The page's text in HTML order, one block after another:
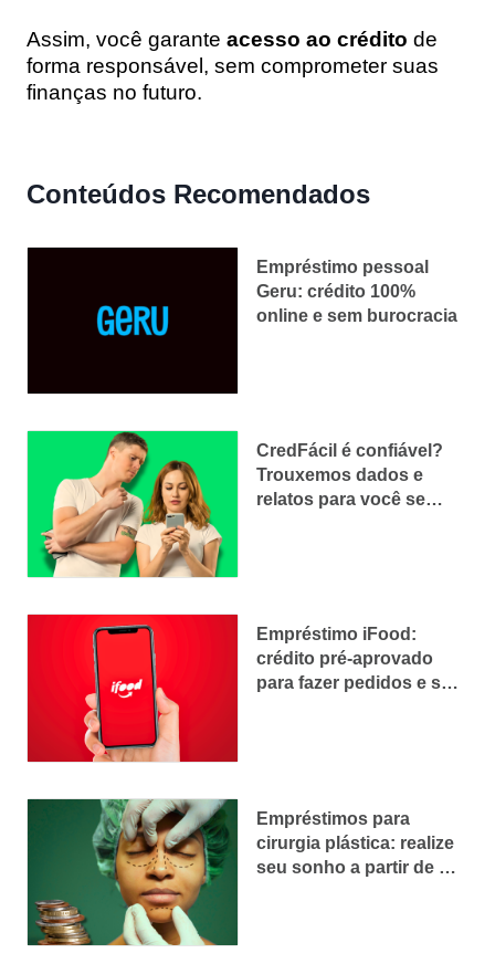
Assim, você garante acesso ao crédito de
forma responsável, sem comprometer suas
finanças no futuro.
Conteúdos Recomendados
Empréstimo pessoal
Geru: crédito 100%
online e sem burocracia
CredFácil é confiável?
Trouxemos dados e
relatos para você se
Empréstimo iFood:
crédito pré-aprovado
para fazer pedidos e só
Empréstimos para
cirurgia plástica: realize
seu sonho a partir de R$